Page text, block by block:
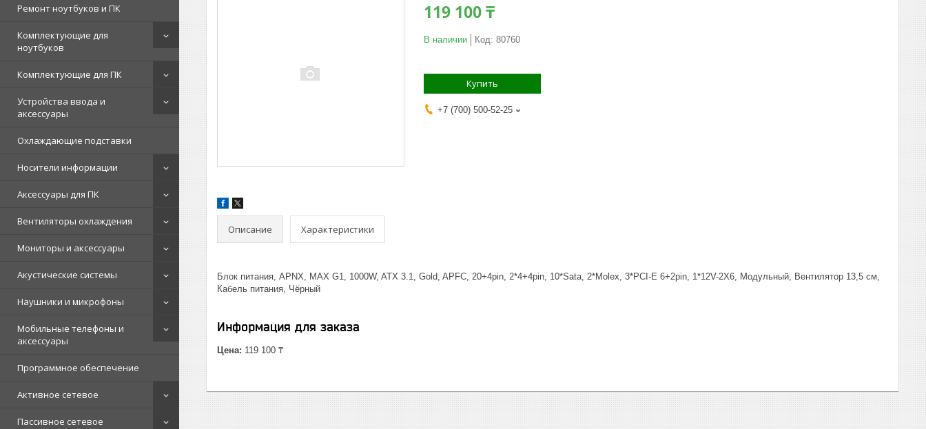
Ремонт ноутбуков и ПК
Комплектующие для
ноутбуков
Комплектующие для ПК
Устройства ввода и
аксессуары
Охлаждающие подставки
Носители информации
Аксессуары для ПК
Вентиляторы охлаждения
Мониторы и аксессуары
Акустические системы
Наушники и микрофоны
Мобильные телефоны и
аксессуары
Программное обеспечение
Активное сетевое
Пассивное сетевое
119 100 ₸
В наличии Код: 80760
Купить
+7 (700) 500-52-25
Описание Характеристики
Блок питания, APNX, MAX G1, 1000W, ATX 3.1, Gold, APFC, 20+4pin, 2*4+4pin, 10*Sata, 2*Molex, 3*PCI-E 6+2pin, 1*12V-2X6, Модульный, Вентилятор 13,5 см,
Кабель питания, Чёрный
Информация для заказа
Цена: 119 100 ₸